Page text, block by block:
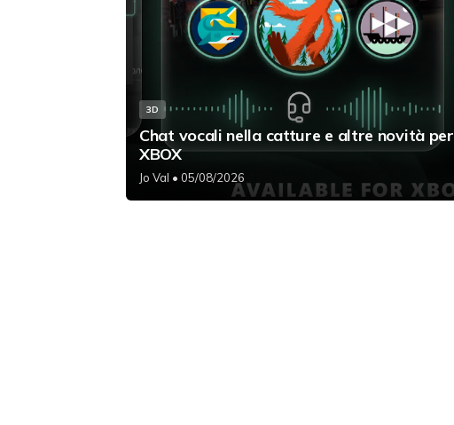
3D
Chat vocali nella catture e altre novità per
XBOX
Jo Val • 05/08/2026